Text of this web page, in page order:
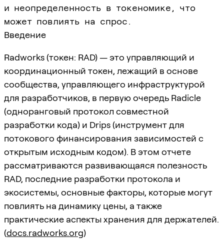
и неопределенность в токеномике, что
может повлиять на спрос.
Введение
Radworks (токен: RAD) — это управляющий и
координационный токен, лежащий в основе
сообщества, управляющего инфраструктурой
для разработчиков, в первую очередь Radicle
(одноранговый протокол совместной
разработки кода) и Drips (инструмент для
потокового финансирования зависимостей с
открытым исходным кодом). В этом отчете
рассматриваются развивающаяся полезность
RAD, последние разработки протокола и
экосистемы, основные факторы, которые могут
повлиять на динамику цены, а также
практические аспекты хранения для держателей.
(docs.radworks.org)